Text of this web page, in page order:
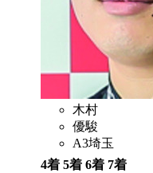
木村
優駿
A3埼玉
4着 5着 6着 7着